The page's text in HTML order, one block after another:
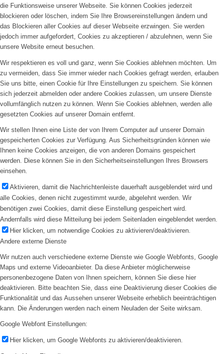
die Funktionsweise unserer Webseite. Sie können Cookies jederzeit
blockieren oder löschen, indem Sie Ihre Browsereinstellungen ändern und
das Blockieren aller Cookies auf dieser Webseite erzwingen. Sie werden
jedoch immer aufgefordert, Cookies zu akzeptieren / abzulehnen, wenn Sie
unsere Website erneut besuchen.
Wir respektieren es voll und ganz, wenn Sie Cookies ablehnen möchten. Um
zu vermeiden, dass Sie immer wieder nach Cookies gefragt werden, erlauben
Sie uns bitte, einen Cookie für Ihre Einstellungen zu speichern. Sie können
sich jederzeit abmelden oder andere Cookies zulassen, um unsere Dienste
vollumfänglich nutzen zu können. Wenn Sie Cookies ablehnen, werden alle
gesetzten Cookies auf unserer Domain entfernt.
Wir stellen Ihnen eine Liste der von Ihrem Computer auf unserer Domain
gespeicherten Cookies zur Verfügung. Aus Sicherheitsgründen können wie
Ihnen keine Cookies anzeigen, die von anderen Domains gespeichert
werden. Diese können Sie in den Sicherheitseinstellungen Ihres Browsers
einsehen.
Aktivieren, damit die Nachrichtenleiste dauerhaft ausgeblendet wird und
alle Cookies, denen nicht zugestimmt wurde, abgelehnt werden. Wir
benötigen zwei Cookies, damit diese Einstellung gespeichert wird.
Andernfalls wird diese Mitteilung bei jedem Seitenladen eingeblendet werden.
Hier klicken, um notwendige Cookies zu aktivieren/deaktivieren.
Andere externe Dienste
Wir nutzen auch verschiedene externe Dienste wie Google Webfonts, Google
Maps und externe Videoanbieter. Da diese Anbieter möglicherweise
personenbezogene Daten von Ihnen speichern, können Sie diese hier
deaktivieren. Bitte beachten Sie, dass eine Deaktivierung dieser Cookies die
Funktionalität und das Aussehen unserer Webseite erheblich beeinträchtigen
kann. Die Änderungen werden nach einem Neuladen der Seite wirksam.
Google Webfont Einstellungen:
Hier klicken, um Google Webfonts zu aktivieren/deaktivieren.